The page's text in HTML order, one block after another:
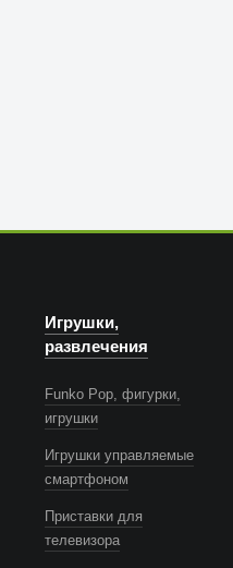
Игрушки,
развлечения
Funko Pop, фигурки,
игрушки
Игрушки управляемые
смартфоном
Приставки для
телевизора